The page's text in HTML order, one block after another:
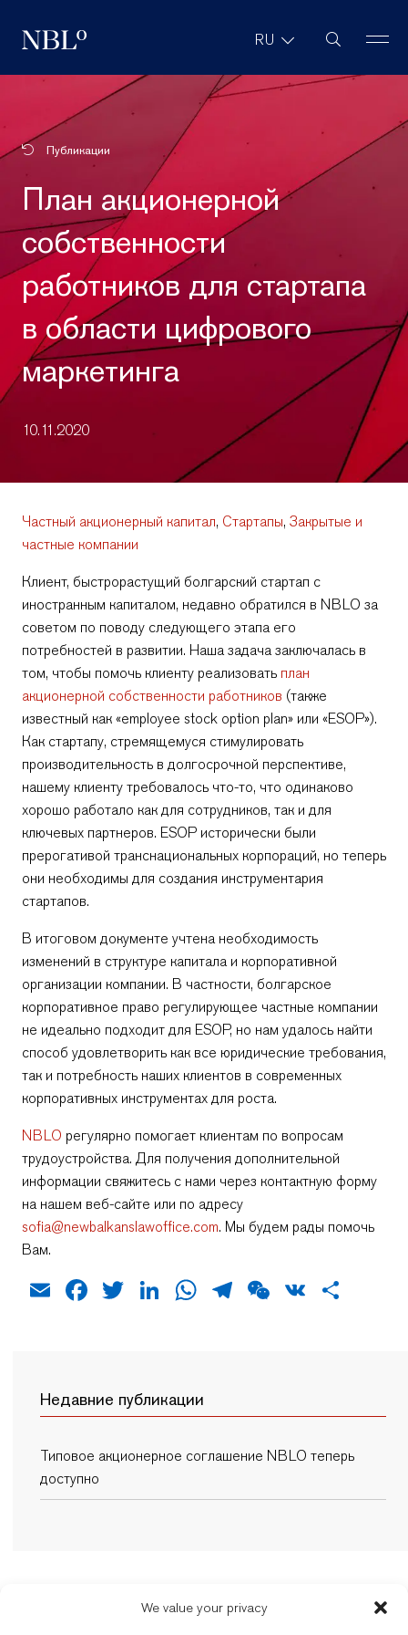
We value your privacy
New Balkans Law Office RU Поиск на
Публикации
План акционерной
собственности
работников для стартапа
в области цифрового
маркетинга
10.11.2020
Частный акционерный капитал, Стартапы, Закрытые и
частные компании
Клиент, быстрорастущий болгарский стартап с
иностранным капиталом, недавно обратился в NBLO за
советом по поводу следующего этапа его
потребностей в развитии. Наша задача заключалась в
том, чтобы помочь клиенту реализовать план
акционерной собственности работников (также
известный как «employee stock option plan» или «ESOP»).
Как стартапу, стремящемуся стимулировать
производительность в долгосрочной перспективе,
нашему клиенту требовалось что-то, что одинаково
хорошо работало как для сотрудников, так и для
ключевых партнеров. ESOP исторически были
прерогативой транснациональных корпораций, но теперь
они необходимы для создания инструментария
стартапов.
В итоговом документе учтена необходимость
изменений в структуре капитала и корпоративной
организации компании. В частности, болгарское
корпоративное право регулирующее частные компании
не идеально подходит для ESOP, но нам удалось найти
способ удовлетворить как все юридические требования,
так и потребность наших клиентов в современных
корпоративных инструментах для роста.
NBLO регулярно помогает клиентам по вопросам
трудоустройства. Для получения дополнительной
информации свяжитесь с нами через контактную форму
на нашем веб-сайте или по адресу
sofia@newbalkanslawoffice.com. Мы будем рады помочь
Вам.
EmailFacebook
TwitterLinkedIn
WhatsApp
Telegram
WeChat
VK
Недавние публикации
Типовое акционерное соглашение NBLO теперь
доступно